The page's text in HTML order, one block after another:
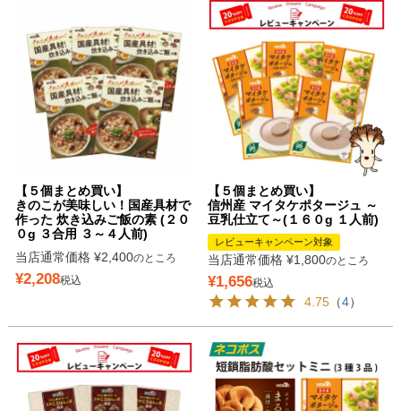
【５個まとめ買い】
きのこが美味しい！国産具材で
作った 炊き込みご飯の素 (２０
０g ３合用 ３～４人前)
当店通常価格 ¥2,400のところ
¥2,208税込
【５個まとめ買い】
信州産 マイタケポタージュ ～
豆乳仕立て～(１６０g １人前)
レビューキャンペーン対象
当店通常価格 ¥1,800のところ
¥1,656税込
4.75 （4）